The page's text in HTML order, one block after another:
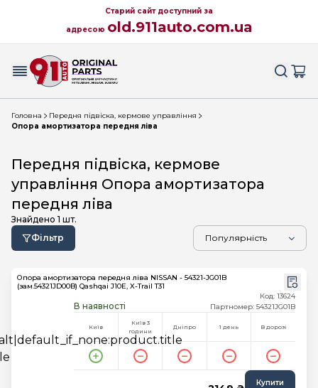
Старий сайт доступний за
адресою old.911auto.com.ua
Головна
Передня підвіска, кермове управління
Опора амортизатора передня ліва
Передня підвіска, кермове
управління Опора амортизатора
передня ліва
Знайдено 1 шт.
Фільтр
Опора амортизатора передня ліва NISSAN - 54321-JG01B
(зам.54321JD00B) Qashqai J10E, X-Trail T31
В наявності
Код: 13624
Партномер: 54321JG01B
Київ
Київ 3
години
Дніпро 1 день В дорозі
Купити